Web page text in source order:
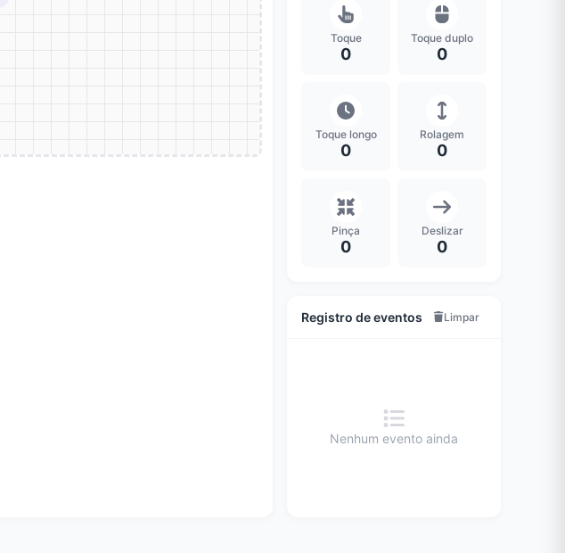
Toque
0
Toque duplo
0
Toque longo
0
Rolagem
0
Pinça
0
Deslizar
0
Registro de eventos Limpar
Nenhum evento ainda